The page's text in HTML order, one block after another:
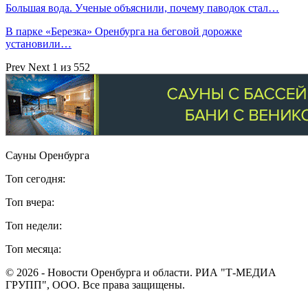
Большая вода. Ученые объяснили, почему паводок стал…
В парке «Березка» Оренбурга на беговой дорожке
установили…
Prev Next 1 из 552
Сауны Оренбурга
Топ сегодня:
Топ вчера:
Топ недели:
Топ месяца:
© 2026 - Новости Оренбурга и области. РИА "Т-МЕДИА
ГРУПП", ООО. Все права защищены.